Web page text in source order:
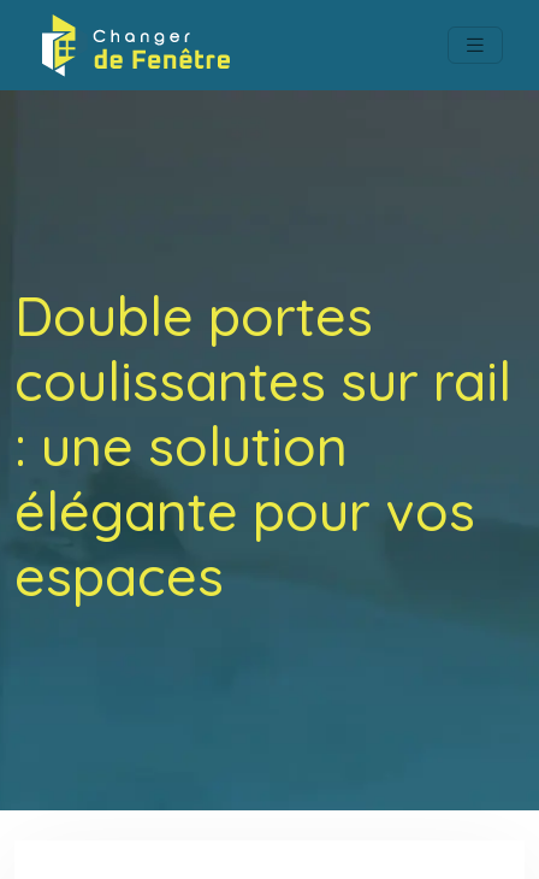
Double portes
coulissantes sur rail
: une solution
élégante pour vos
espaces